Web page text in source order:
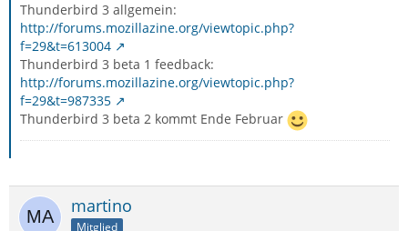
Thunderbird 3 allgemein:
http://forums.mozillazine.org/viewtopic.php?
f=29&t=613004
Thunderbird 3 beta 1 feedback:
http://forums.mozillazine.org/viewtopic.php?
f=29&t=987335
Thunderbird 3 beta 2 kommt Ende Februar
martino
Mitglied